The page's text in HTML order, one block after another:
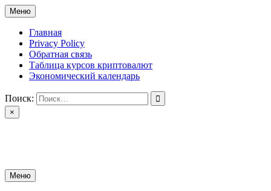
Перейти
к
содержимому
Меню
Главная
Privacy Policy
Обратная связь
Таблица курсов криптовалют
Экономический календарь
Поиск:
×
Меню